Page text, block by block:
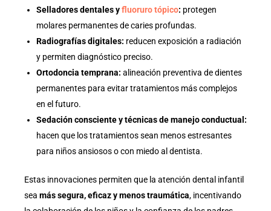
Selladores dentales yfluoruro tópico: protegen
molares permanentes de caries profundas.
Radiografías digitales: reducen exposición a radiación
y permiten diagnóstico preciso.
Ortodoncia temprana: alineación preventiva de dientes
permanentes para evitar tratamientos más complejos
en el futuro.
Sedación consciente y técnicas de manejo conductual:
hacen que los tratamientos sean menos estresantes
para niños ansiosos o con miedo al dentista.
Estas innovaciones permiten que la atención dental infantil
sea más segura, eficaz y menos traumática, incentivando